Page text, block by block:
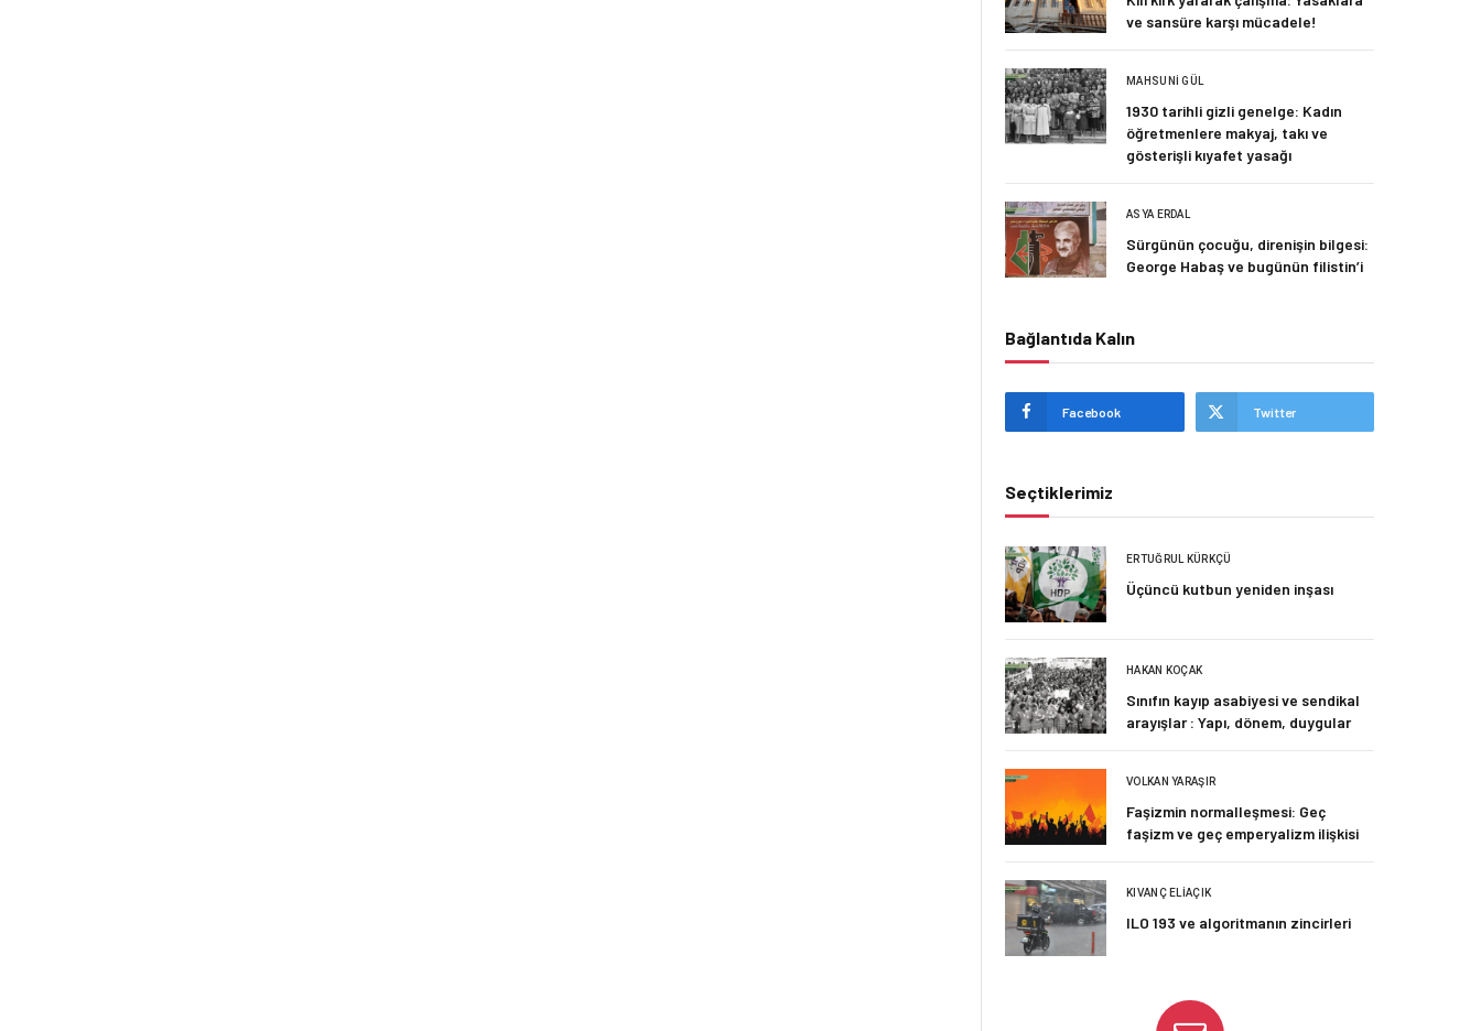
ve sansüre karşı mücadele!
MAHSUNI GÜL
1930 tarihli gizli genelge: Kadın
öğretmenlere makyaj, takı ve
gösterişli kıyafet yasağı
ASYA ERDAL
Sürgünün çocuğu, direnişin bilgesi:
George Habaş ve bugünün filistin’i
Bağlantıda Kalın
Facebook Twitter
Seçtiklerimiz
ERTUĞRUL KÜRKÇÜ
Üçüncü kutbun yeniden inşası
HAKAN KOÇAK
Sınıfın kayıp asabiyesi ve sendikal
arayışlar : Yapı, dönem, duygular
VOLKAN YARAŞIR
Faşizmin normalleşmesi: Geç
faşizm ve geç emperyalizm ilişkisi
KIVANÇ ELIAÇIK
ILO 193 ve algoritmanın zincirleri